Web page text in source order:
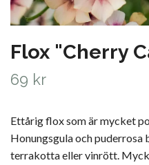
Flox "Cherry
69 kr
Ettårig flox som är mycket
Honungsgula och
terrakotta eller vinrött.